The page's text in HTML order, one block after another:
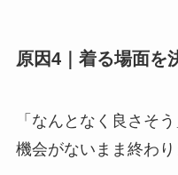
原因4｜着る場面を
「なんとなく良さそ
機会がないまま終わり